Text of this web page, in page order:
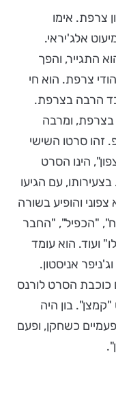
בצפון צרפת. אימו
אלג'יראי.
התגייר, והפך
צרפת. הוא חי
הרבה בצרפת.
בצרפת, ומרבה
זהו סרטו השישי
הינו הסרט
עם הגיעו
והופיע בשורה
"הכפיל", "החבר
ועוד. הוא עומד
אניסטון.
כוכבת הסרט לורנס
בון היה
כשחקן, ופעם